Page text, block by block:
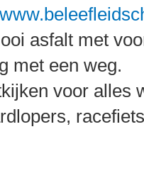
asfalt met
met een weg.
voor alles